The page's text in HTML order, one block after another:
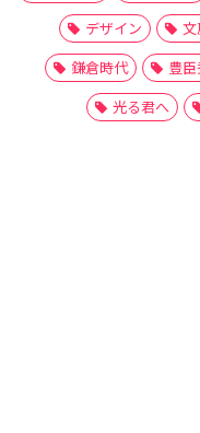
デザイン
鎌倉時代
豊
光る君へ